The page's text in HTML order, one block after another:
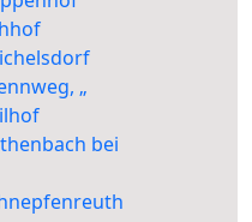
„
bei